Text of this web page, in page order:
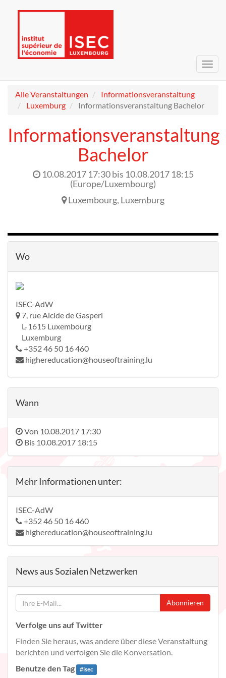
Alle Veranstaltungen
Informationsveranstaltung
Luxemburg
Informationsveranstaltung Bachelor
Informationsveranstaltung
Bachelor
10.08.2017 17:30bis 10.08.2017 18:15
(Europe/Luxembourg)
Luxembourg, Luxemburg
Wo
ISEC-AdW
7, rue Alcide de Gasperi
L-1615 Luxembourg
Luxemburg
+352 46 50 16 460
highereducation@houseoftraining.lu
Wann
Von 10.08.2017 17:30
Bis 10.08.2017 18:15
Mehr Informationen unter:
ISEC-AdW
+352 46 50 16 460
highereducation@houseoftraining.lu
News aus Sozialen Netzwerken
Abonnieren
Verfolge uns auf Twitter
Finden Sie heraus, was andere über diese Veranstaltung
berichten und verfolgen Sie die Konversation.
Benutze den Tag
#isec